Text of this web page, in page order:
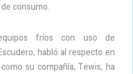
consumo.
fríos con uso de
habló al respecto en
su compañía, Tewis, ha